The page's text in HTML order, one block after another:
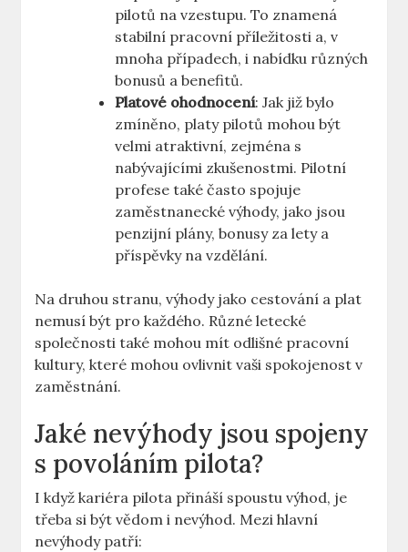
pilotů na ​vzestupu. To znamená
stabilní pracovní příležitosti⁢ a, ‌v
⁣mnoha ‌případech, i nabídku⁤ různých
bonusů a benefitů.
Platové⁤ ohodnocení: Jak již bylo⁤
zmíněno, platy pilotů⁣ mohou být
velmi atraktivní, zejména⁣ s‍
nabývajícími zkušenostmi.‌ Pilotní
profese také ⁤často spojuje
zaměstnanecké výhody,⁣ jako⁤ jsou
penzijní ⁤plány, bonusy za lety a
příspěvky na⁢ vzdělání.
Na druhou⁢ stranu, výhody ​jako ‌cestování a plat
nemusí⁢ být pro⁤ každého. Různé letecké
společnosti také ‌mohou mít odlišné pracovní
kultury, které mohou ovlivnit vaši‌ spokojenost v
zaměstnání.
Jaké nevýhody ⁤jsou spojeny
s povoláním pilota?
I když kariéra pilota⁤ přináší spoustu výhod, je
třeba⁢ si být vědom i nevýhod. Mezi hlavní‌
nevýhody ⁢patří: